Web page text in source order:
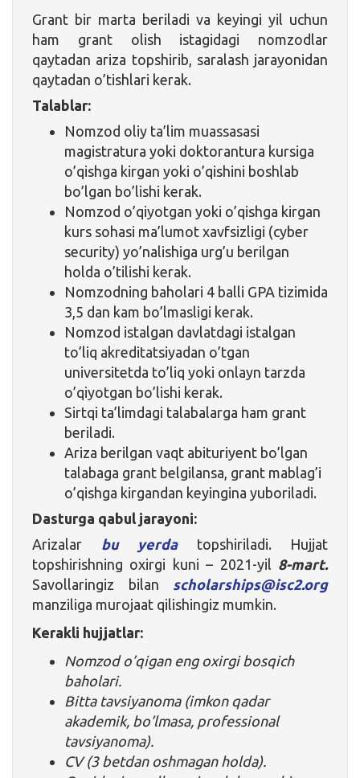
Grant bir marta beriladi va keyingi yil uchun
ham grant olish istagidagi nomzodlar
qaytadan ariza topshirib, saralash jarayonidan
qaytadan o’tishlari kerak.
Talablar:
Nomzod oliy ta’lim muassasasi
magistratura yoki doktorantura kursiga
o’qishga kirgan yoki o’qishini boshlab
bo’lgan bo’lishi kerak.
Nomzod o’qiyotgan yoki o’qishga kirgan
kurs sohasi ma’lumot xavfsizligi (cyber
security) yo’nalishiga urg’u berilgan
holda o’tilishi kerak.
Nomzodning baholari 4 balli GPA tizimida
3,5 dan kam bo’lmasligi kerak.
Nomzod istalgan davlatdagi istalgan
to’liq akreditatsiyadan o’tgan
universitetda to’liq yoki onlayn tarzda
o’qiyotgan bo’lishi kerak.
Sirtqi ta’limdagi talabalarga ham grant
beriladi.
Ariza berilgan vaqt abituriyent bo’lgan
talabaga grant belgilansa, grant mablag’i
o’qishga kirgandan keyingina yuboriladi.
Dasturga qabul jarayoni:
Arizalar
bu yerdatopshiriladi. Hujjat
topshirishning oxirgi kuni – 2021-yil 8-mart.
Savollaringiz bilan scholarships@isc2.org
manziliga murojaat qilishingiz mumkin.
Kerakli hujjatlar:
Nomzod o’qigan eng oxirgi bosqich
baholari.
Bitta tavsiyanoma (imkon qadar
akademik, bo’lmasa, professional
tavsiyanoma).
CV (3 betdan oshmagan holda).